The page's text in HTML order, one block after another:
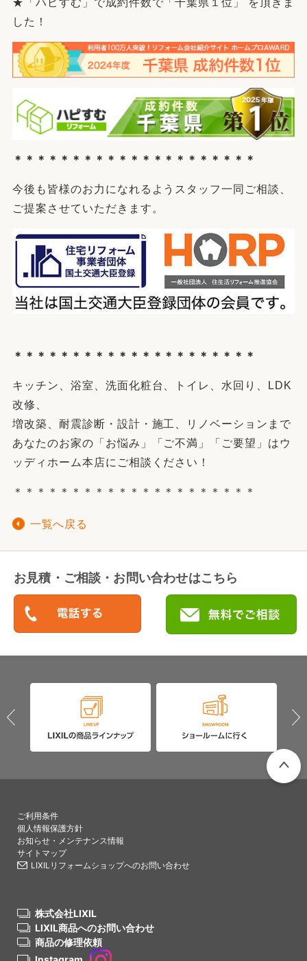
した！
＊＊＊＊＊＊＊＊＊＊＊＊＊＊＊＊＊＊＊＊＊
今後も皆様のお力になれるようスタッフ一同ご相談、
ご提案させていただきます。
＊＊＊＊＊＊＊＊＊＊＊＊＊＊＊＊＊＊＊＊＊
キッチン、浴室、洗面化粧台、トイレ、水回り、LDK
改修、
増改築、耐震診断・設計・施工、リノベーションまで
あなたのお家の「お悩み」「ご不満」「ご要望」はウ
ッディホーム本店にご相談ください！
＊＊＊＊＊＊＊＊＊＊＊＊＊＊＊＊＊＊＊＊＊
一覧へ戻る
お見積・ご相談・お問い合わせはこちら
ご利用条件
個人情報保護方針
お知らせ・メンテナンス情報
サイトマップ
LIXILリフォームショップへのお問い合わせ
株式会社LIXIL
LIXIL商品へのお問い合わせ
商品の修理依頼